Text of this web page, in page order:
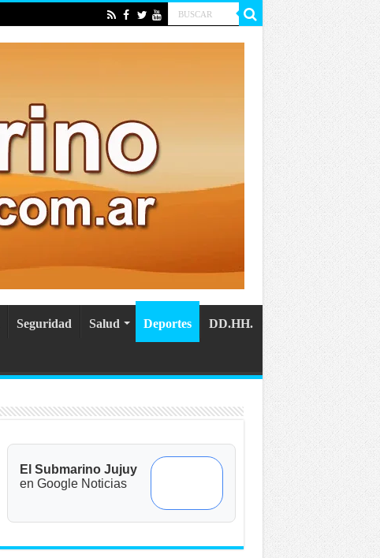
Seguridad Salud Deportes DD.HH.
El Submarino Jujuy
en Google Noticias